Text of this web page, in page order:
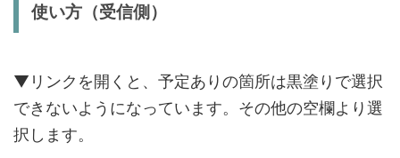
使い方（受信側）
▼リンクを開くと、予定ありの箇所は黒塗りで選択
できないようになっています。その他の空欄より選
択します。